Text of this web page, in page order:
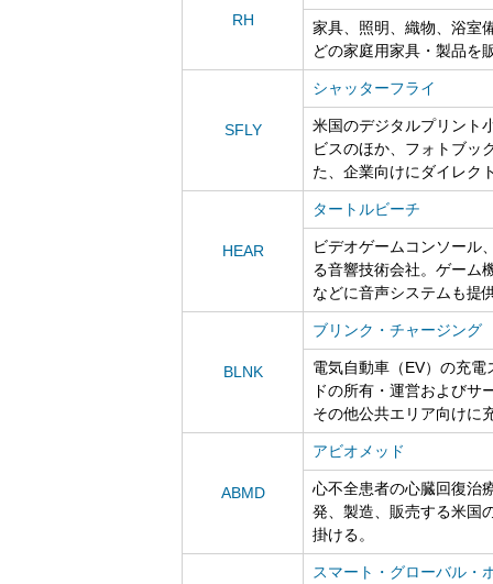
RH
家具、照明、織物、浴室
どの家庭用家具・製品を
SFLY
シャッターフライ
米国のデジタルプリント
ビスのほか、フォトブッ
た、企業向けにダイレク
HEAR
タートルビーチ
ビデオゲームコンソール
る音響技術会社。ゲーム
などに音声システムも提
BLNK
ブリンク・チャージング
電気自動車（EV）の充
ドの所有・運営およびサ
その他公共エリア向けに
ABMD
アビオメッド
心不全患者の心臓回復治
発、製造、販売する米国
掛ける。
スマート・グローバル・